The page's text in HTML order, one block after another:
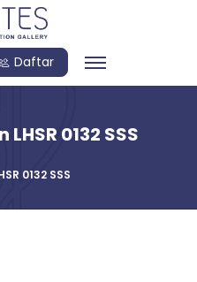
Daftar
0132 SSS
0132 SSS